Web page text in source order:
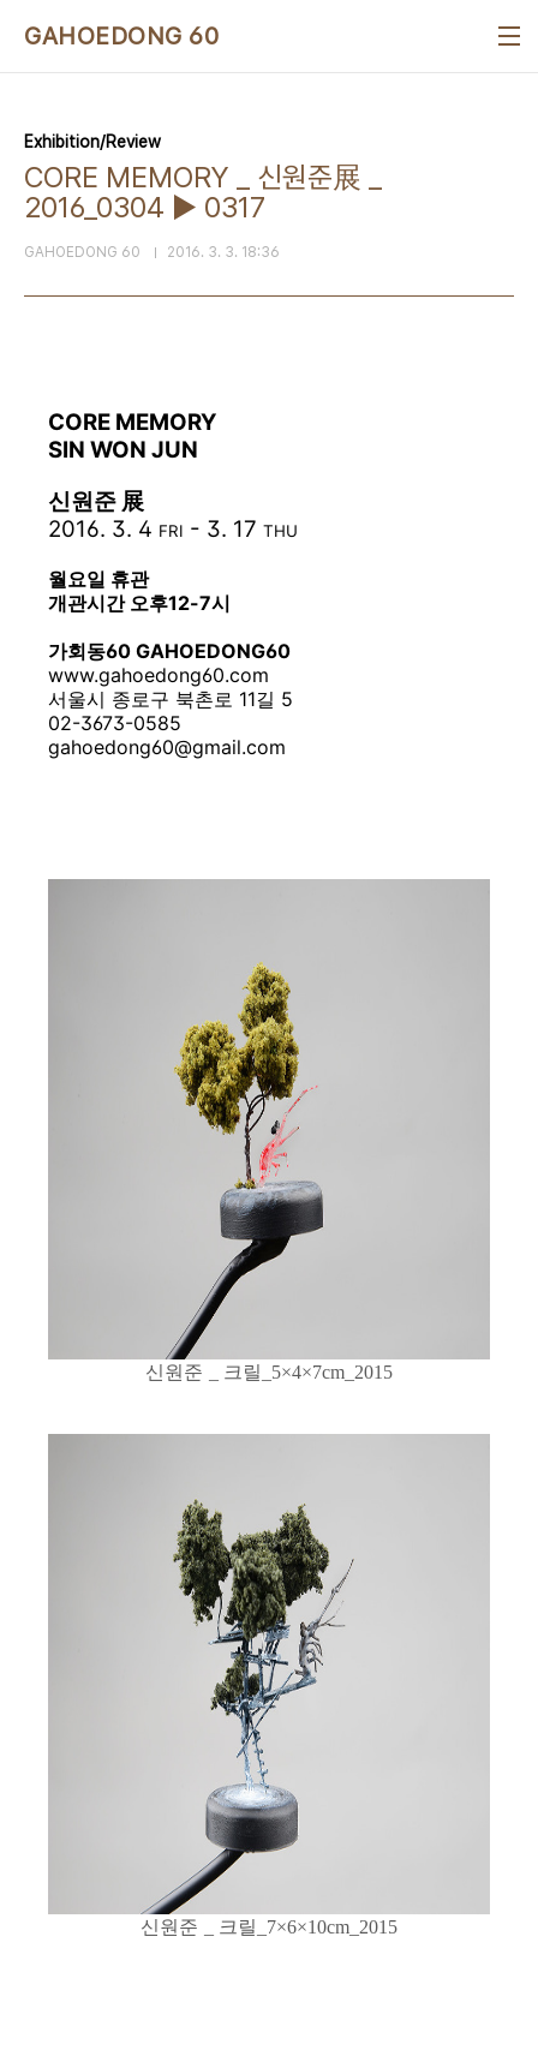
GAHOEDONG 60
Exhibition/Review
CORE MEMORY _ 신원준展 _
2016_0304 ▶ 0317
GAHOEDONG 60 2016. 3. 3. 18:36
CORE MEMORY
SIN WON JUN
신원준 展
2016. 3. 4 FRI - 3. 17 THU
월요일 휴관
개관시간 오후12-7시
가회동60 GAHOEDONG60
www.gahoedong60.com
서울시 종로구 북촌로 11길 5
02-3673-0585
gahoedong60@gmail.com
신원준 크릴 _5×4×7cm_2015
신원준 크릴 _7×6×10cm_2015